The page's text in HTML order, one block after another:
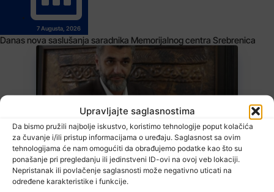
Upravljajte saglasnostima
Da bismo pružili najbolje iskustvo, koristimo tehnologije poput kolačića
za čuvanje i/ili pristup informacijama o uređaju. Saglasnost sa ovim
tehnologijama će nam omogućiti da obrađujemo podatke kao što su
ponašanje pri pregledanju ili jedinstveni ID-ovi na ovoj veb lokaciji.
Nepristanak ili povlačenje saglasnosti može negativno uticati na
određene karakteristike i funkcije.
7 Augusta, 2026
Danas nova saslušanja saradnika Memorijalnog centra Srebrenica